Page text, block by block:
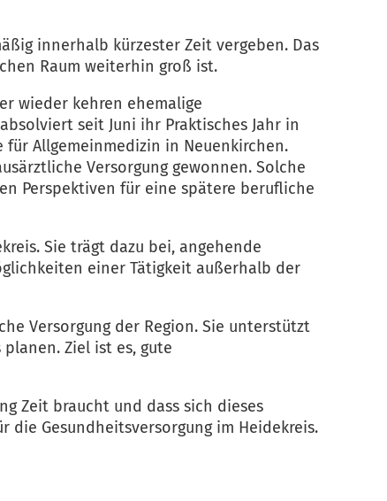
innerhalb kürzester Zeit vergeben. Das
Raum weiterhin groß ist.
wieder kehren ehemalige
seit Juni ihr Praktisches Jahr in
für Allgemeinmedizin in Neuenkirchen.
Versorgung gewonnen. Solche
Perspektiven für eine spätere berufliche
Sie trägt dazu bei, angehende
einer Tätigkeit außerhalb der
Versorgung der Region. Sie unterstützt
Ziel ist es, gute
Zeit braucht und dass sich dieses
die Gesundheitsversorgung im Heidekreis.